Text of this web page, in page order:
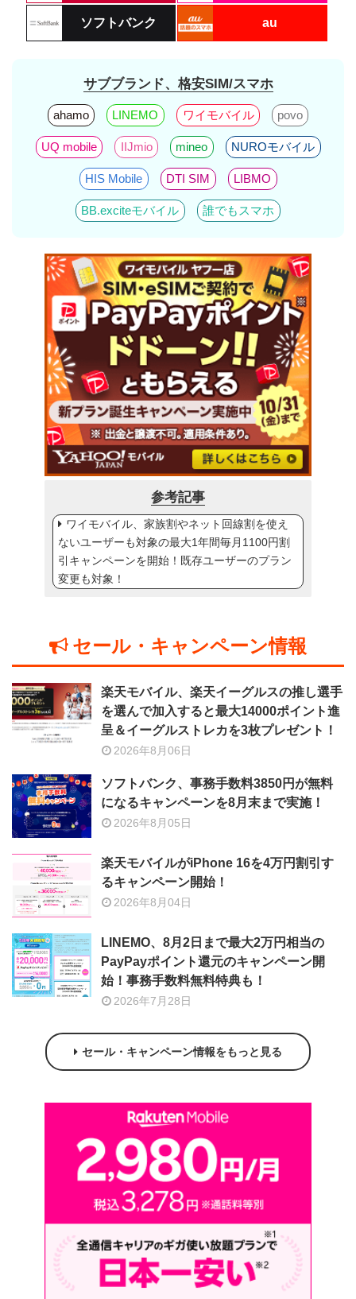
ソフトバンク au
サブブランド、格安SIM/スマホ
ahamo LINEMO ワイモバイル povo
UQ mobile IIJmio mineo NUROモバイル
HIS Mobile DTI SIM LIBMO
BB.exciteモバイル 誰でもスマホ
参考記事
ワイモバイル、家族割やネット回線割を使え
ないユーザーも対象の最大1年間毎月1100円割
引キャンペーンを開始！既存ユーザーのプラン
変更も対象！
セール・キャンペーン情報
楽天モバイル、楽天イーグルスの推し選手
を選んで加入すると最大14000ポイント進
呈＆イーグルストレカを3枚プレゼント！
2026年8月06日
ソフトバンク、事務手数料3850円が無料
になるキャンペーンを8月末まで実施！
2026年8月05日
楽天モバイルがiPhone 16を4万円割引す
るキャンペーン開始！
2026年8月04日
LINEMO、8月2日まで最大2万円相当の
PayPayポイント還元のキャンペーン開
始！事務手数料無料特典も！
2026年7月28日
セール・キャンペーン情報をもっと見る